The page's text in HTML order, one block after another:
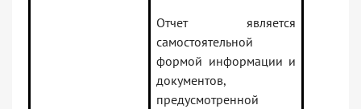
Отчет является
самостоятельной
формой информации и
документов,
предусмотренной